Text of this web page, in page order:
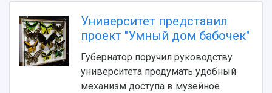
Устойчивое развитие
Кампус
3D-тур по университету
Противодействие COVID-19
Журналы Самарского университета
Научные конференции
Патенты
Публикации и издания
Отчеты о проведенных конференциях
Университет представил
проект "Умный дом бабочек"
Губернатор поручил руководству
университета продумать удобный
механизм доступа в музейное